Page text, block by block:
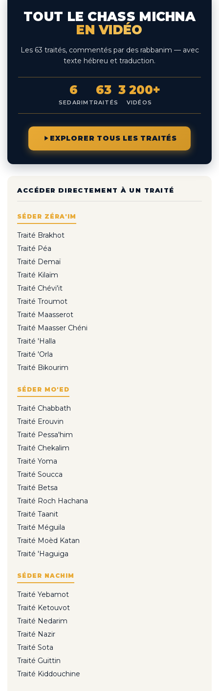
TOUT LE CHASS MICHNA
EN VIDÉO
Les 63 traités, commentés par des rabbanim — avec
texte hébreu et traduction.
6
SEDARIM
63
TRAITÉS
3 200+
VIDÉOS
EXPLORER TOUS LES TRAITÉS
ACCÉDER DIRECTEMENT À UN TRAITÉ
SÉDER ZÉRA'IM
Traité Brakhot
Traité Péa
Traité Demaï
Traité Kilaïm
Traité Chévi'it
Traité Troumot
Traité Maasserot
Traité Maasser Chéni
Traité 'Halla
Traité 'Orla
Traité Bikourim
SÉDER MO'ED
Traité Chabbath
Traité Erouvin
Traité Pessa'him
Traité Chekalim
Traité Yoma
Traité Soucca
Traité Betsa
Traité Roch Hachana
Traité Taanit
Traité Méguila
Traité Moèd Katan
Traité 'Haguiga
SÉDER NACHIM
Traité Yebamot
Traité Ketouvot
Traité Nedarim
Traité Nazir
Traité Sota
Traité Guittin
Traité Kiddouchine